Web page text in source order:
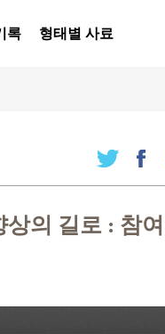
록 형태별 사료
의 길로 : 참